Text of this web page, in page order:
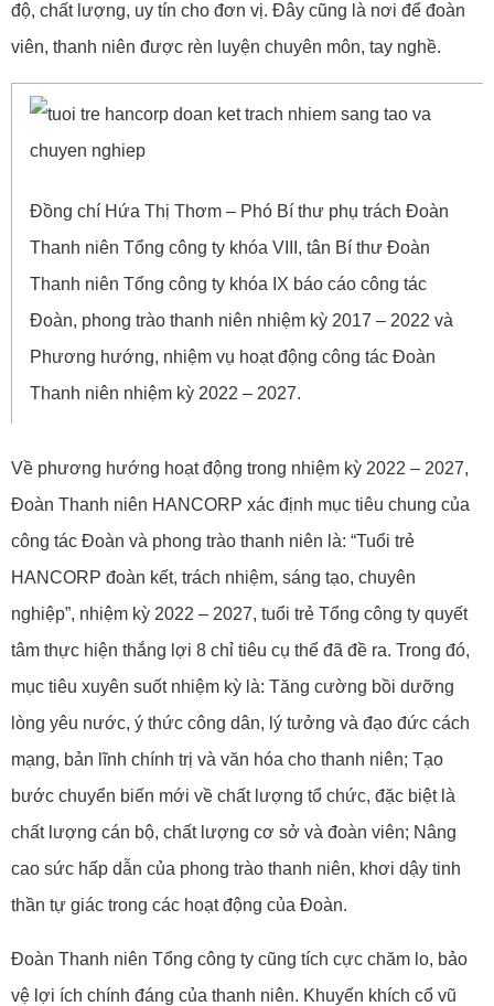
độ, chất lượng, uy tín cho đơn vị. Đây cũng là nơi để đoàn
viên, thanh niên được rèn luyện chuyên môn, tay nghề.
Đồng chí Hứa Thị Thơm – Phó Bí thư phụ trách Đoàn
Thanh niên Tổng công ty khóa VIII, tân Bí thư Đoàn
Thanh niên Tổng công ty khóa IX báo cáo công tác
Đoàn, phong trào thanh niên nhiệm kỳ 2017 – 2022 và
Phương hướng, nhiệm vụ hoạt động công tác Đoàn
Thanh niên nhiệm kỳ 2022 – 2027.
Về phương hướng hoạt động trong nhiệm kỳ 2022 – 2027,
Đoàn Thanh niên HANCORP xác định mục tiêu chung của
công tác Đoàn và phong trào thanh niên là: “Tuổi trẻ
HANCORP đoàn kết, trách nhiệm, sáng tạo, chuyên
nghiệp”, nhiệm kỳ 2022 – 2027, tuổi trẻ Tổng công ty quyết
tâm thực hiện thắng lợi 8 chỉ tiêu cụ thể đã đề ra. Trong đó,
mục tiêu xuyên suốt nhiệm kỳ là: Tăng cường bồi dưỡng
lòng yêu nước, ý thức công dân, lý tưởng và đạo đức cách
mạng, bản lĩnh chính trị và văn hóa cho thanh niên; Tạo
bước chuyển biến mới về chất lượng tổ chức, đặc biệt là
chất lượng cán bộ, chất lượng cơ sở và đoàn viên; Nâng
cao sức hấp dẫn của phong trào thanh niên, khơi dậy tinh
thần tự giác trong các hoạt động của Đoàn.
Đoàn Thanh niên Tổng công ty cũng tích cực chăm lo, bảo
vệ lợi ích chính đáng của thanh niên. Khuyến khích cổ vũ